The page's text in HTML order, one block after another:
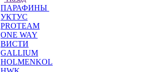
ПАРАФИНЫ
УКТУС
PROTEAM
ONE WAY
ВИСТИ
GALLIUM
HOLMENKOL